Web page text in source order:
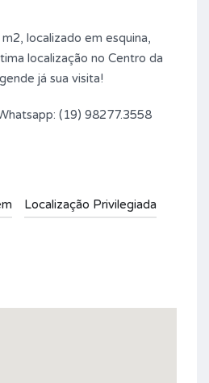
localizado em esquina,
localização no Centro da
já sua visita!
(19) 98277.3558
Localização Privilegiada